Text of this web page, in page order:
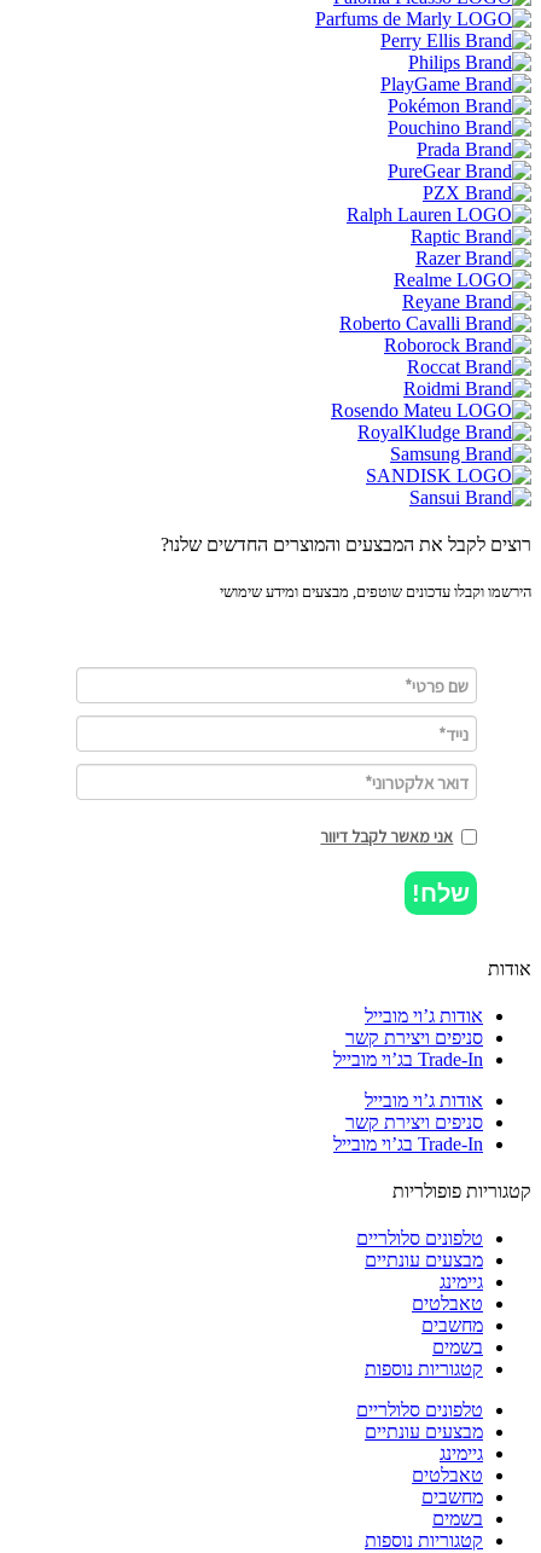
לקבל את המבצעים והמוצרים החדשים שלנו?
וקבלו עדכונים שוטפים, מבצעים ומידע שימושי
אני מאשר לקבל דיוור
שלח!
אודות ג’וי מובייל
סניפים ויצירת קשר
Trade-In בג’וי מובייל
אודות ג’וי מובייל
סניפים ויצירת קשר
Trade-In בג’וי מובייל
פופולריות
טלפונים סלולריים
מבצעים עונתיים
גיימינג
טאבלטים
מחשבים
בשמים
קטגוריות נוספות
טלפונים סלולריים
מבצעים עונתיים
גיימינג
טאבלטים
מחשבים
בשמים
קטגוריות נוספות